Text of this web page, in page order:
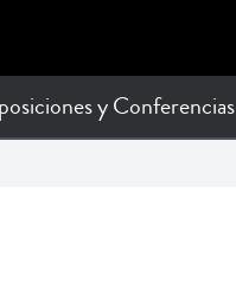
y Conferencias